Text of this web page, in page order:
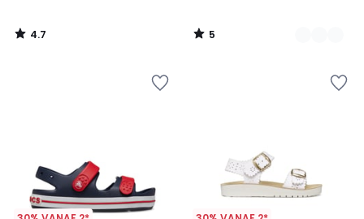
4.7
/
5
/